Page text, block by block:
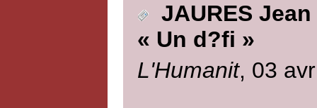
JAURES Jean
« Un d?fi »
L'Humanit, 03